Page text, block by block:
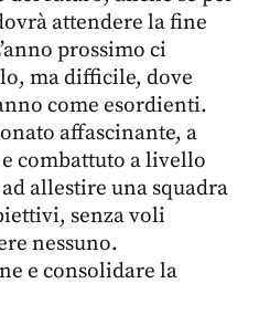
attendere la fine
prossimo ci
ma difficile, dove
come esordienti.
affascinante, a
combattuto a livello
allestire una squadra
senza voli
nessuno.
e consolidare la